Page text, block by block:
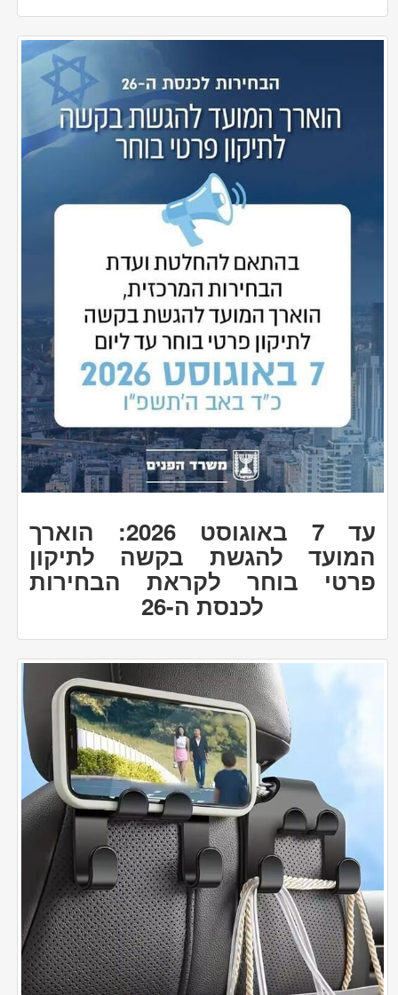
עד 7 באוגוסט 2026: הוארך
המועד להגשת בקשה לתיקון
פרטי בוחר לקראת הבחירות
לכנסת ה-26